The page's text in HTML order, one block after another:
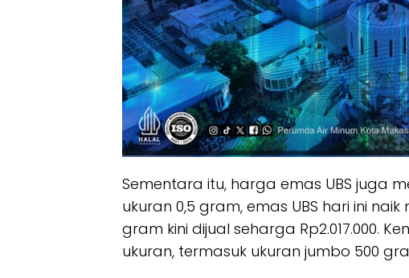
Sementara itu, harga emas UBS juga
ukuran 0,5 gram, emas UBS hari ini naik
gram kini dijual seharga Rp2.017.000.
ukuran, termasuk ukuran jumbo 500